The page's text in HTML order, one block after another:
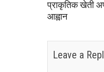
प्राकृतिक खेती
आह्वान
Leave a